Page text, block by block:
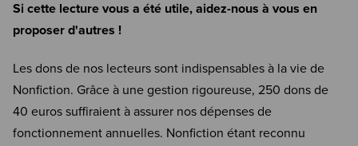
Si cette lecture vous a été utile, aidez-nous à vous en
proposer d'autres !
Les dons de nos lecteurs sont indispensables à la vie de
Nonfiction. Grâce à une gestion rigoureuse, 250 dons de
40 euros suffiraient à assurer nos dépenses de
fonctionnement annuelles. Nonfiction étant reconnu